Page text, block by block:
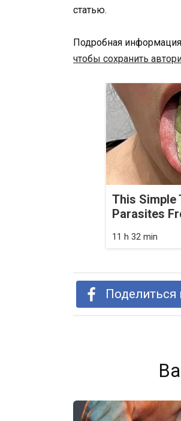
статью.
Подробная
чтобы сохранить
This Simple
Parasites
11 h 32 min
Поделиться